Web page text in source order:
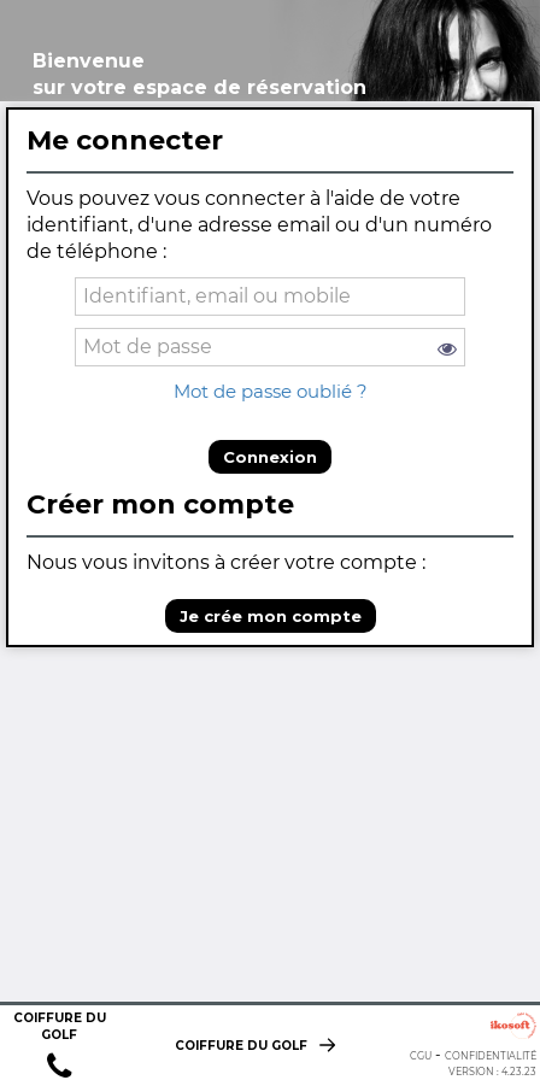
Bienvenue
sur votre espace de réservation
Me connecter
Vous pouvez vous connecter à l'aide de votre
identifiant, d'une adresse email ou d'un numéro
de téléphone :
Mot de passe oublié ?
Connexion
Créer mon compte
Nous vous invitons à créer votre compte :
Je crée mon compte
COIFFURE DU
GOLF
COIFFURE DU GOLF
CGU- CONFIDENTIALITÉ
VERSION : 4.23.23